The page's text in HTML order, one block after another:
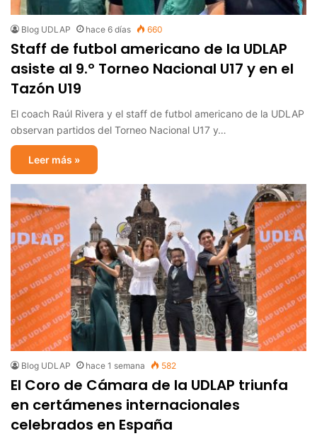
Blog UDLAP hace 6 días 660
Staff de futbol americano de la UDLAP
asiste al 9.º Torneo Nacional U17 y en el
Tazón U19
El coach Raúl Rivera y el staff de futbol americano de la UDLAP
observan partidos del Torneo Nacional U17 y…
Leer más »
Blog UDLAP hace 1 semana 582
El Coro de Cámara de la UDLAP triunfa
en certámenes internacionales
celebrados en España